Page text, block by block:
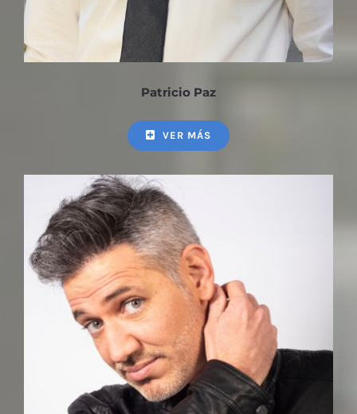
Patricio Paz
VER MÁS